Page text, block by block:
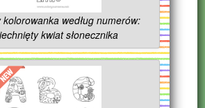
według numerów:
kwiat słonecznika